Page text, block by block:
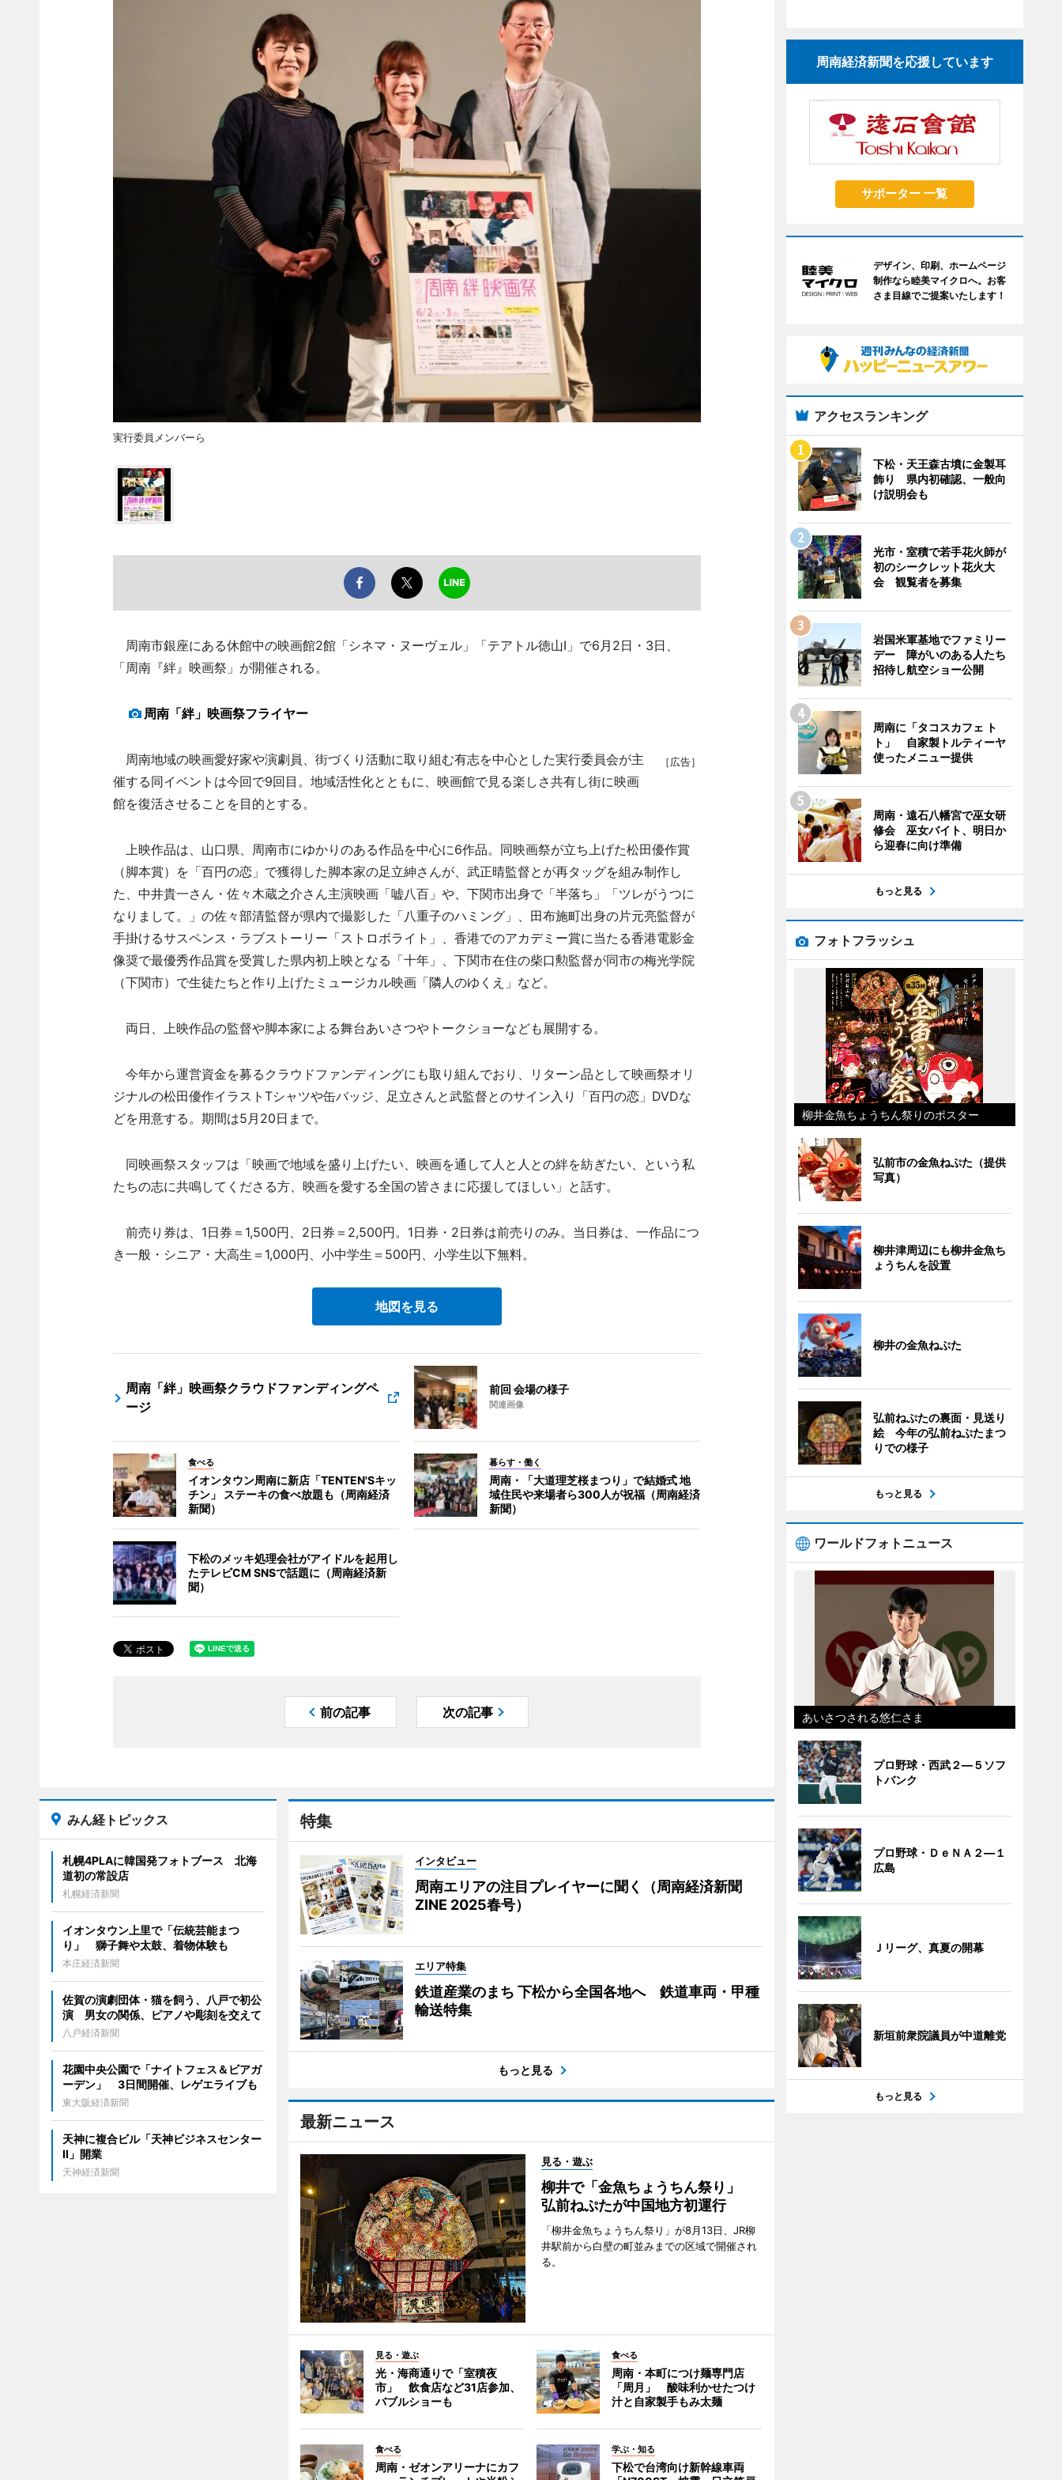
実行委員メンバーら
周南市銀座にある休館中の映画館2館「シネマ・ヌーヴェル」「テアトル徳山I」で6月2日・3日、
「周南『絆』映画祭」が開催される。
周南「絆」映画祭フライヤー
［広告］
周南地域の映画愛好家や演劇員、街づくり活動に取り組む有志を中心とした実行委員会が主
催する同イベントは今回で9回目。地域活性化とともに、映画館で見る楽しさ共有し街に映画
館を復活させることを目的とする。
上映作品は、山口県、周南市にゆかりのある作品を中心に6作品。同映画祭が立ち上げた松田優作賞
（脚本賞）を「百円の恋」で獲得した脚本家の足立紳さんが、武正晴監督とが再タッグを組み制作し
た、中井貴一さん・佐々木蔵之介さん主演映画「嘘八百」や、下関市出身で「半落ち」「ツレがうつに
なりまして。」の佐々部清監督が県内で撮影した「八重子のハミング」、田布施町出身の片元亮監督が
手掛けるサスペンス・ラブストーリー「ストロボライト」、香港でのアカデミー賞に当たる香港電影金
像奨で最優秀作品賞を受賞した県内初上映となる「十年」、下関市在住の柴口勲監督が同市の梅光学院
（下関市）で生徒たちと作り上げたミュージカル映画「隣人のゆくえ」など。
両日、上映作品の監督や脚本家による舞台あいさつやトークショーなども展開する。
今年から運営資金を募るクラウドファンディングにも取り組んでおり、リターン品として映画祭オリ
ジナルの松田優作イラストTシャツや缶バッジ、足立さんと武監督とのサイン入り「百円の恋」DVDな
どを用意する。期間は5月20日まで。
同映画祭スタッフは「映画で地域を盛り上げたい、映画を通して人と人との絆を紡ぎたい、という私
たちの志に共鳴してくださる方、映画を愛する全国の皆さまに応援してほしい」と話す。
前売り券は、1日券＝1,500円、2日券＝2,500円。1日券・2日券は前売りのみ。当日券は、一作品につ
き一般・シニア・大高生＝1,000円、小中学生＝500円、小学生以下無料。
地図を見る
周南「絆」映画祭クラウドファンディングペ
ージ
前回 会場の様子
関連画像
食べる
イオンタウン周南に新店「TENTEN'Sキッ
チン」 ステーキの食べ放題も（周南経済
新聞）
暮らす・働く
周南・「大道理芝桜まつり」で結婚式 地
域住民や来場者ら300人が祝福（周南経済
新聞）
下松のメッキ処理会社がアイドルを起用し
たテレビCM SNSで話題に（周南経済新
聞）
前の記事 次の記事
特集
インタビュー
周南エリアの注目プレイヤーに聞く（周南経済新聞
ZINE 2025春号）
エリア特集
鉄道産業のまち 下松から全国各地へ 鉄道車両・甲種
輸送特集
もっと見る
最新ニュース
見る・遊ぶ
柳井で「金魚ちょうちん祭り」
弘前ねぷたが中国地方初運行
「柳井金魚ちょうちん祭り」が8月13日、JR柳
井駅前から白壁の町並みまでの区域で開催され
る。
見る・遊ぶ
光・海商通りで「室積夜
市」 飲食店など31店参加、
バブルショーも
食べる
周南・本町につけ麺専門店
「周月」 酸味利かせたつけ
汁と自家製手もみ太麺
食べる
周南・ゼオンアリーナにカフ
学ぶ・知る
下松で台湾向け新幹線車両
みん経トピックス
札幌4PLAに韓国発フォトブース 北海
道初の常設店
札幌経済新聞
イオンタウン上里で「伝統芸能まつ
り」 獅子舞や太鼓、着物体験も
本庄経済新聞
佐賀の演劇団体・猫を飼う、八戸で初公
演 男女の関係、ピアノや彫刻を交えて
八戸経済新聞
花園中央公園で「ナイトフェス＆ビアガ
ーデン」 3日間開催、レゲエライブも
東大阪経済新聞
天神に複合ビル「天神ビジネスセンター
II」開業
天神経済新聞
周南経済新聞を応援しています
サポーター 一覧
デザイン、印刷、ホームページ
制作なら睦美マイクロへ。お客
さま目線でご提案いたします！
アクセスランキング
下松・天王森古墳に金製耳
飾り 県内初確認、一般向
け説明会も
光市・室積で若手花火師が
初のシークレット花火大
会 観覧者を募集
岩国米軍基地でファミリー
デー 障がいのある人たち
招待し航空ショー公開
周南に「タコスカフェ ト
ト」 自家製トルティーヤ
使ったメニュー提供
周南・遠石八幡宮で巫女研
修会 巫女バイト、明日か
ら迎春に向け準備
もっと見る
フォトフラッシュ
柳井金魚ちょうちん祭りのポスター
弘前市の金魚ねぷた（提供
写真）
柳井津周辺にも柳井金魚ち
ょうちんを設置
柳井の金魚ねぷた
弘前ねぷたの裏面・見送り
絵 今年の弘前ねぷたまつ
りでの様子
もっと見る
ワールドフォトニュース
あいさつされる悠仁さま
プロ野球・西武２―５ソフ
トバンク
プロ野球・ＤｅＮＡ２―１
広島
Ｊリーグ、真夏の開幕
新垣前衆院議員が中道離党
もっと見る